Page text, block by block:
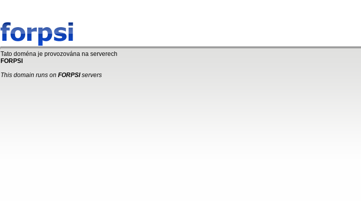
Tato doména je provozována na serverech
FORPSI
This domain runs on FORPSIservers